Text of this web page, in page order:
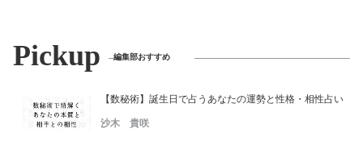
Pickup 編集部おすすめ
【数秘術】誕生日で占うあなたの運勢と性格・相性占い
沙木 貴咲